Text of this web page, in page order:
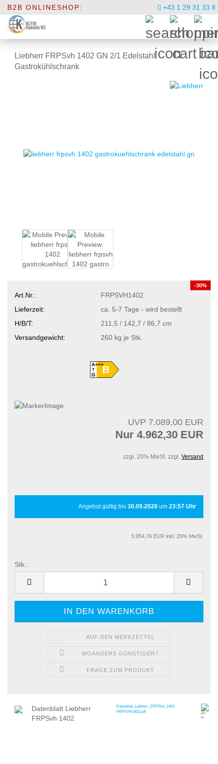
B2B ONLINESHOP: +43 1 29 31 33 8
Liebherr FRPSvh 1402 GN 2/1 Edelstahl
Gastrokühlschrank
-30%
Art.Nr.:
FRPSVH1402
Lieferzeit:
ca. 5-7 Tage - wird bestellt
H/B/T:
211,5 / 142,7 / 86,7 cm
Versandgewicht:
260kg je Stk.
A+++
GB
UVP 7.089,00 EUR
Nur 4.962,30 EUR
zzgl. 20% MwSt. zzgl. Versand
Angebot gültig bis 30.09.2026 um 23:57 Uhr
5.954,76 EUR inkl. 20% MwSt.
Stk.:
AUF DEN MERKZETTEL
WOANDERS GÜNSTIGER?
FRAGE ZUM PRODUKT
Datenblatt Liebherr
FRPSvh 1402
Datenblatt_Liebherr_FRPSvh_1402-
FRPSVH1402.pdf
647
kb